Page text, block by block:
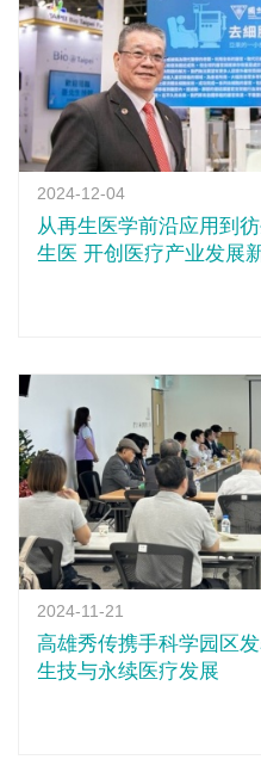
2024-12-04
从再生医学前沿应用到
生医 开创医疗产业发展
2024-11-21
高雄秀传携手科学园区
生技与永续医疗发展